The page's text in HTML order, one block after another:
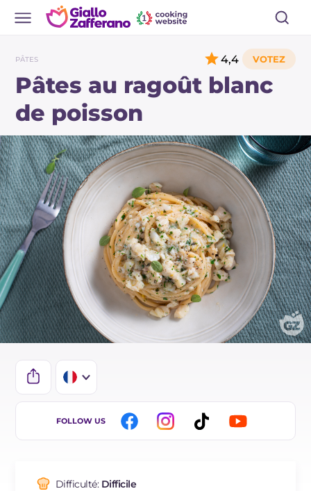
PÂTES
Pâtes au ragoût blanc
de poisson
4,4
IT
ES
FOLLOW US
Difficulté: Difficile